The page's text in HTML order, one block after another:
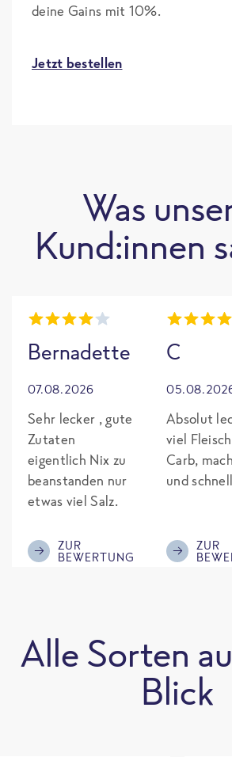
deine Gains mit 10%.
Jetzt bestellen
Was
Kund:innen
Bernadette
07.08.2026
Sehr lecker , gute
Zutaten
eigentlich Nix zu
beanstanden nur
etwas viel Salz.
ZUR
BEWERTUNG
C
Absolut
viel
Carb,
und
ZUR
Alle Sorten
Blick